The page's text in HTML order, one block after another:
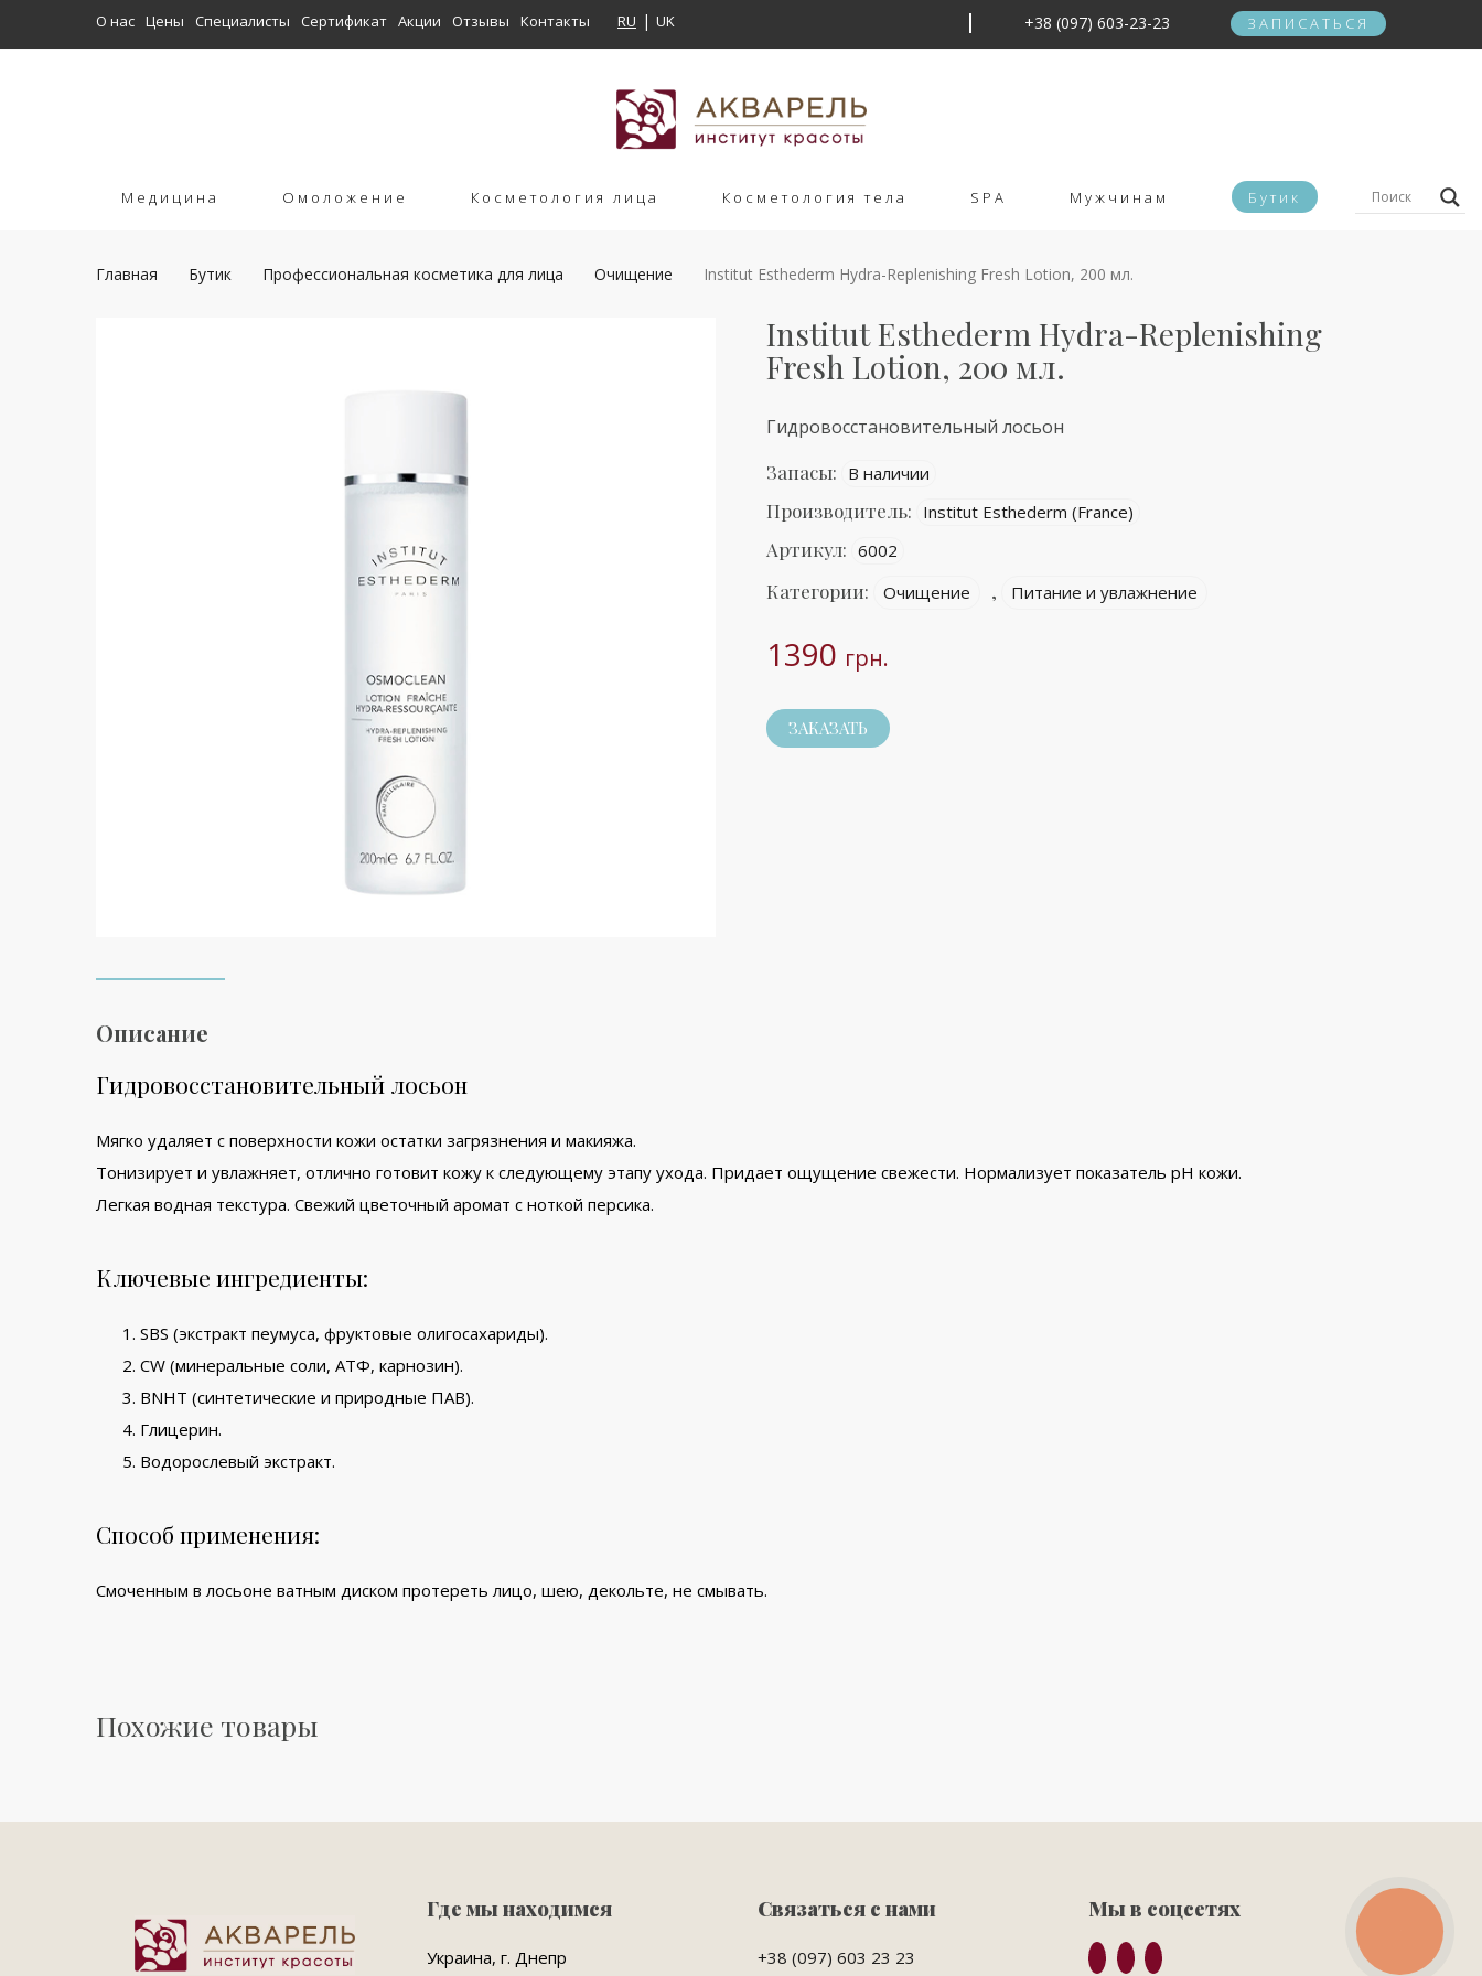
О нас Цены Специалисты Сертификат Акции Отзывы Контакты RU UK +38 (097) 603-23-23 ЗАПИСАТЬСЯ
Медицина Омоложение Косметология лица Косметология тела SPA Мужчинам Бутик
Главная Бутик Профессиональная косметика для лица Очищение Institut Esthederm Hydra-Replenishing Fresh Lotion, 200 мл.
Institut Esthederm Hydra-Replenishing
Fresh Lotion, 200 мл.
Гидровосстановительный лосьон
Запасы: В наличии
Производитель: Institut Esthederm (France)
Артикул: 6002
Категории: Очищение , Питание и увлажнение
1390 грн.
ЗАКАЗАТЬ
Описание
Гидровосстановительный лосьон
Мягко удаляет с поверхности кожи остатки загрязнения и макияжа.
Тонизирует и увлажняет, отлично готовит кожу к следующему этапу ухода. Придает ощущение свежести. Нормализует показатель рН кожи.
Легкая водная текстура. Свежий цветочный аромат с ноткой персика.
Ключевые ингредиенты:
SBS (экстракт пеумуса, фруктовые олигосахариды).
CW (минеральные соли, АТФ, карнозин).
BNHT (синтетические и природные ПАВ).
Глицерин.
Водорослевый экстракт.
Способ применения:
Смоченным в лосьоне ватным диском протереть лицо, шею, декольте, не смывать.
Похожие товары
Где мы находимся
Украина, г. Днепр
Связаться с нами
+38 (097) 603 23 23
Мы в соцсетях